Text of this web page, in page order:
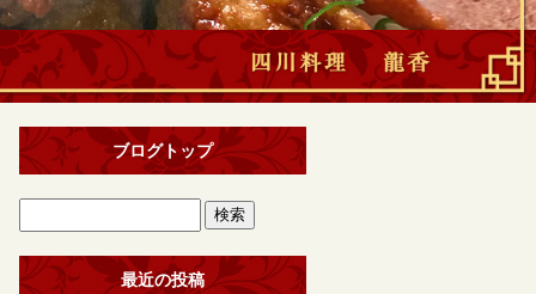
ブログトップ
最近の投稿